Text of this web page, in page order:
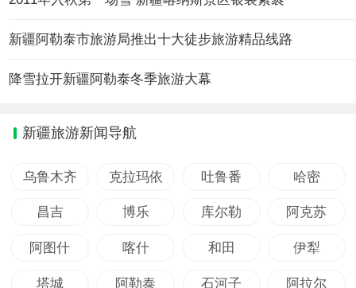
新疆阿勒泰市旅游局推出十大徒步旅游精品线路
降雪拉开新疆阿勒泰冬季旅游大幕
新疆旅游新闻导航
乌鲁木齐 克拉玛依 吐鲁番 哈密
昌吉 博乐 库尔勒 阿克苏
阿图什 喀什 和田 伊犁
塔城 阿勒泰 石河子 阿拉尔